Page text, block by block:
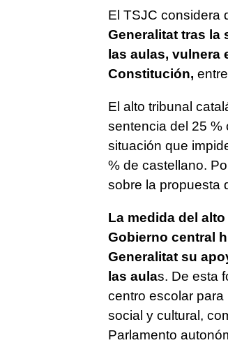
El TSJC considera
Generalitat tras la
las aulas, vulnera
Constitución,
El alto tribunal
sentencia del 25 %
situación que
% de castellano.
sobre la propuesta
La medida del
Gobierno central
Generalitat su
las aulas. De esta
centro escolar
social y cultural,
Parlamento